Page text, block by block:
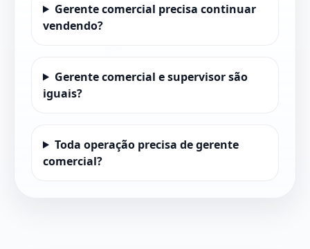
Gerente comercial precisa continuar
vendendo?
Gerente comercial e supervisor são
iguais?
Toda operação precisa de gerente
comercial?